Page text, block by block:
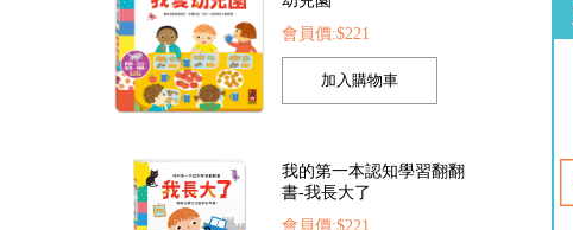
會員價:$221
我的第一本認知學習翻翻
書-我長大了
會員價:$221